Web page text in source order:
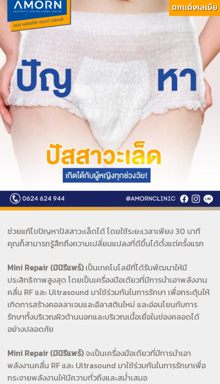
ช่วยแก้ไขปัญหาปัสสาวะเล็ดได้ โดยใช้ระยะเวลาเพียง 30 นาที
คุณก็สามารถรู้สึกถึงความเปลี่ยนแปลงที่ดีขึ้นได้ตั้งแต่ครั้งแรก
Mini Repair (มินิรีแพร์)เป็นเทคโนโลยีที่ได้รับพัฒนาให้มี
ประสิทธิภาพสูงสุด โดยเป็นเครื่องมือเดียวที่มีการนำเอาพลังงาน
คลื่น RF และ Ultrasound มาใช้ร่วมกันในการรักษา เพื่อกระตุ้นให้
เกิดการสร้างคอลลาเจนและอีลาสตินใหม่ และอ่อนโยนกับการ
รักษาทั้งบริเวณผิวด้านนอกและบริเวณเนื้อเยื่อในช่องคลอดได้
อย่างปลอดภัย
Mini Repair (มินิรีแพร์)จะเป็นเครื่องมือเดียวที่มีการนำเอา
พลังงานคลื่น RF และ Ultrasound มาใช้ร่วมกันในการรักษาเพื่อ
กระจายพลังงานให้มีความทั่วถึงและสม่ำเสมอ